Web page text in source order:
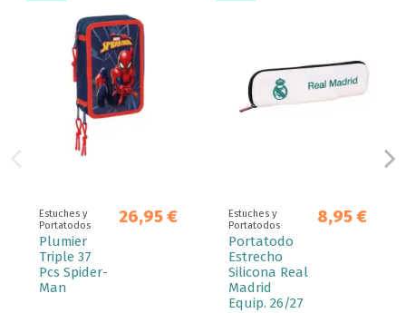
Estuches y
Portatodos
Plumier
Triple 37
Pcs Spider-
Man
26,95 €
Estuches y
Portatodos
Portatodo
Estrecho
Silicona Real
Madrid
Equip. 26/27
8,95 €